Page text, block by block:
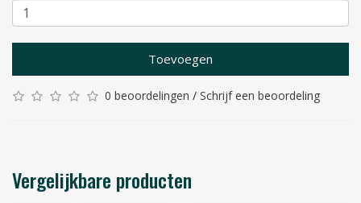
Toevoegen
0 beoordelingen / Schrijf een beoordeling
Vergelijkbare producten